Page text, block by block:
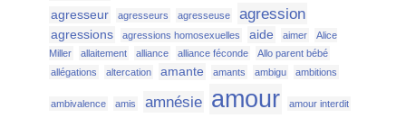
agresseur agresseurs agresseuse agression
agressions agressions homosexuelles aide aimer
Alice
Miller
allaitement alliance alliance féconde
Allo parent bébé
allégations
altercation amante amants ambigu ambitions
ambivalence amis amnésie amour amour interdit